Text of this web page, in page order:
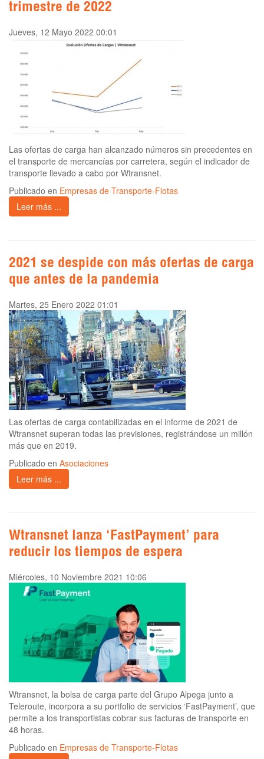
trimestre de 2022
Jueves, 12 Mayo 2022 00:01
Las ofertas de carga han alcanzado números sin precedentes en
el transporte de mercancías por carretera, según el indicador de
transporte llevado a cabo por Wtransnet.
Publicado en Empresas de Transporte-Flotas
Leer más ...
2021 se despide con más ofertas de carga
que antes de la pandemia
Martes, 25 Enero 2022 01:01
Las ofertas de carga contabilizadas en el informe de 2021 de
Wtransnet superan todas las previsiones, registrándose un millón
más que en 2019.
Publicado en Asociaciones
Leer más ...
Wtransnet lanza ‘FastPayment’ para
reducir los tiempos de espera
Miércoles, 10 Noviembre 2021 10:06
Wtransnet, la bolsa de carga parte del Grupo Alpega junto a
Teleroute, incorpora a su portfolio de servicios ‘FastPayment’, que
permite a los transportistas cobrar sus facturas de transporte en
48 horas.
Publicado en Empresas de Transporte-Flotas